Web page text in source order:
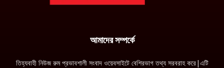
আমাদের সম্পর্কে
তিহ্যবাহী নিউজ রুম প্রভাবশালী সংবাদ ওয়েবসাইটে বেশিরভাগ তথ্য সরবরাহ করে|এটি